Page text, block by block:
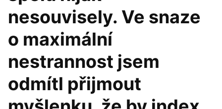
nesouvisely. Ve snaze
o maximální
nestrannost jsem
odmítl přijmout